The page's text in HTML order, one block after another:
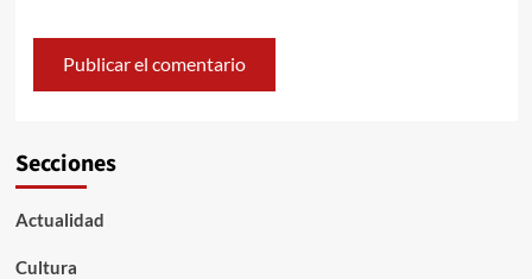
Secciones
Actualidad
Cultura